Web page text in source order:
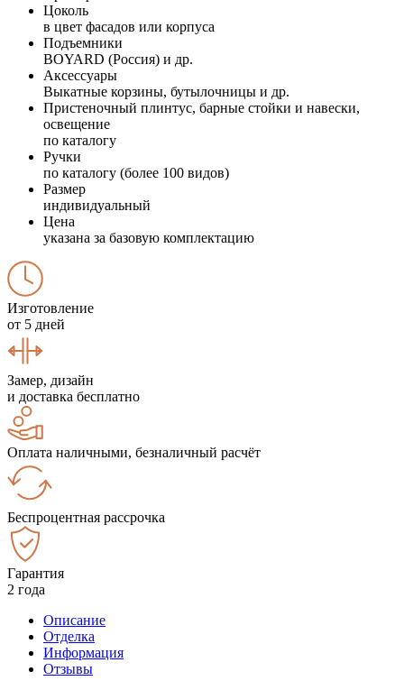
Цоколь
в цвет фасадов или корпуса
Подъемники
BOYARD (Россия) и др.
Аксессуары
Выкатные корзины, бутылочницы и др.
Пристеночный плинтус, барные стойки и навески,
освещение
по каталогу
Ручки
по каталогу (более 100 видов)
Размер
индивидуальный
Цена
указана за базовую комплектацию
Изготовление
от 5 дней
Замер, дизайн
и доставка бесплатно
Оплата наличными, безналичный расчёт
Беспроцентная рассрочка
Гарантия
2 года
Описание
Отделка
Информация
Отзывы